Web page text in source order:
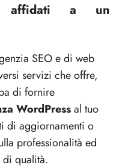
affidati a un
SEO e di web
servizi che offre,
di fornire
WordPressal tuo
di aggiornamenti o
professionalità ed
di qualità.